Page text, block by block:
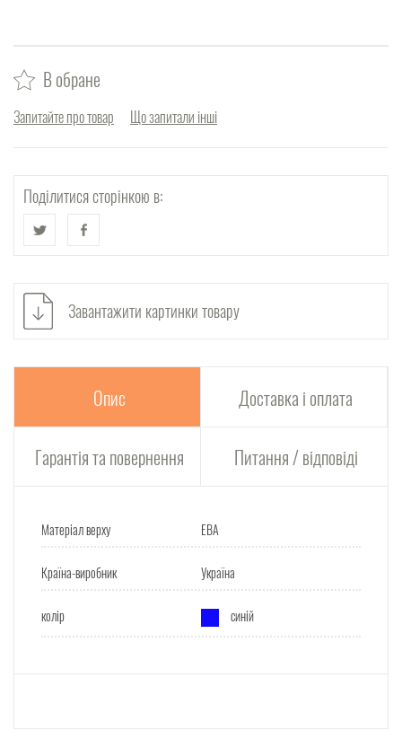
В обране
Запитайте про товар Що запитали інші
Поділитися сторінкою в:
Завантажити картинки товару
Опис Доставка і оплата
Гарантія та повернення Питання / відповіді
Матеріал верху ЕВА
Країна-виробник Україна
колір синій